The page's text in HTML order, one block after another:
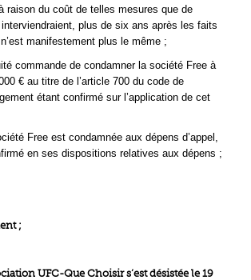
raison du coût de telles mesures que de
plus de six ans après les faits
manifestement plus le même ;
commande de condamner la société Free à
€ au titre de l’article 700 du code de
étant confirmé sur l’application de cet
Free est condamnée aux dépens d’appel,
en ses dispositions relatives aux dépens ;
;
UFC-Que Choisir s’est désistée le 19